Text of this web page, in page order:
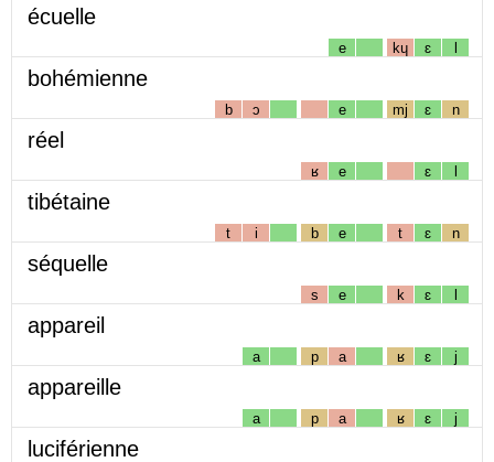
écuelle
e kɥ ɛ l
bohémienne
b ɔ e mj ɛ n
réel
ʁ e ɛ l
tibétaine
t i b e t ɛ n
séquelle
s e k ɛ l
appareil
a p a ʁ ɛ j
appareille
a p a ʁ ɛ j
luciférienne